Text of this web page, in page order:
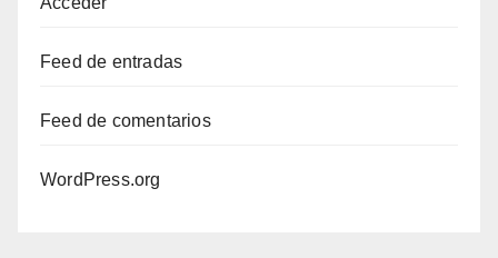
Feed de entradas
Feed de comentarios
WordPress.org